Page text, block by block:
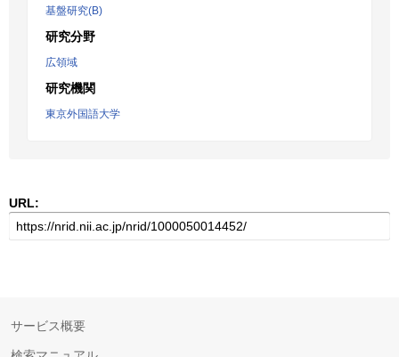
基盤研究(B)
研究分野
広領域
研究機関
東京外国語大学
URL:
サービス概要